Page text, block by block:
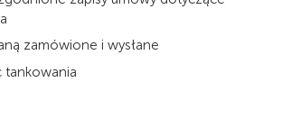
zamówione i wysłane
tankowania